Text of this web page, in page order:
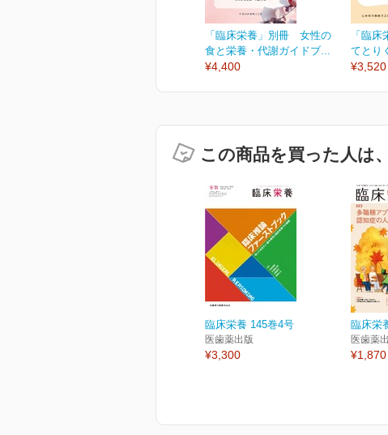
「臨床栄養」別冊 女性の
食と栄養・代謝ガイドブ...
¥4,400
「臨
てとり
¥3,520
この商品を買った人は
臨床栄養 145巻4号
医歯薬出版
¥3,300
臨床栄
医歯薬
¥1,870